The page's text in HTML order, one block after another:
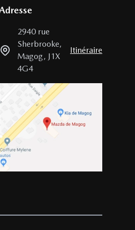
2940 rue
Sherbrooke,
Magog, J1X
4G4
Itinéraire